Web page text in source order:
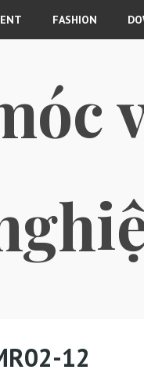
FASHION
12